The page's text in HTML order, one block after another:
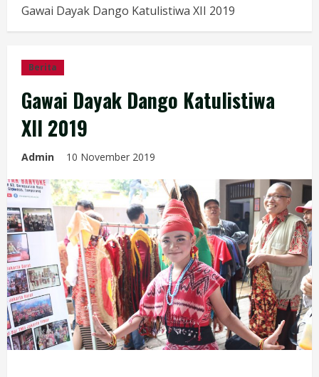
Gawai Dayak Dango Katulistiwa XII 2019
Berita
Gawai Dayak Dango Katulistiwa
XII 2019
Admin 10 November 2019